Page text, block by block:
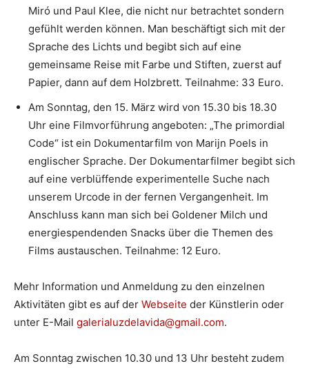
Miró und Paul Klee, die nicht nur betrachtet sondern
gefühlt werden können. Man beschäftigt sich mit der
Sprache des Lichts und begibt sich auf eine
gemeinsame Reise mit Farbe und Stiften, zuerst auf
Papier, dann auf dem Holzbrett. Teilnahme: 33 Euro.
Am Sonntag, den 15. März wird von 15.30 bis 18.30
Uhr eine Filmvorführung angeboten: „The primordial
Code“ ist ein Dokumentarfilm von Marijn Poels in
englischer Sprache. Der Dokumentarfilmer begibt sich
auf eine verblüffende experimentelle Suche nach
unserem Urcode in der fernen Vergangenheit. Im
Anschluss kann man sich bei Goldener Milch und
energiespendenden Snacks über die Themen des
Films austauschen. Teilnahme: 12 Euro.
Mehr Information und Anmeldung zu den einzelnen
Aktivitäten gibt es auf der Webseite der Künstlerin oder
unter E-Mail galerialuzdelavida@gmail.com.
Am Sonntag zwischen 10.30 und 13 Uhr besteht zudem